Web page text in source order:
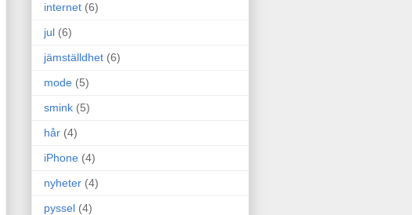
internet (6)
jul (6)
jämställdhet (6)
mode (5)
smink (5)
hår (4)
iPhone (4)
nyheter (4)
pyssel (4)